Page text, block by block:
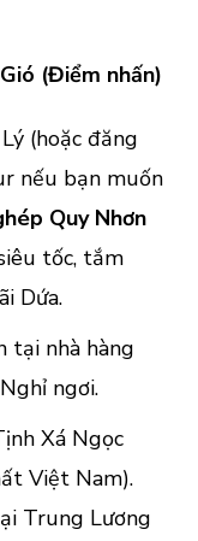
(Điểm nhấn)
(hoặc đăng
nếu bạn muốn
Quy Nhơn
tốc, tắm
Dứa.
tại nhà hàng
ngơi.
Xá Ngọc
Việt Nam).
Trung Lương